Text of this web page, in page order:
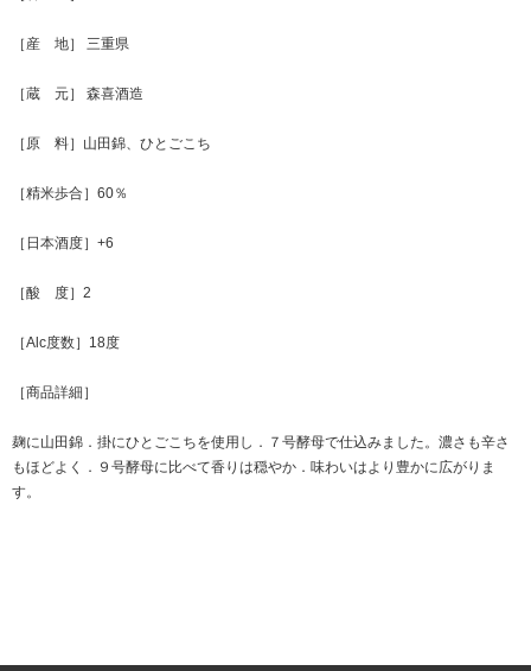
［産 地］ 三重県
［蔵 元］ 森喜酒造
［原 料］山田錦、ひとごこち
［精米歩合］60％
［日本酒度］+6
［酸 度］2
［Alc度数］18度
［商品詳細］
麹に山田錦．掛にひとごこちを使用し．７号酵母で仕込みました。濃さも辛さ
もほどよく．９号酵母に比べて香りは穏やか．味わいはより豊かに広がりま
す。